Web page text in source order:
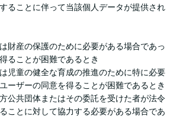
ることに伴って当該個人データが提供され
財産の保護のために必要がある場合であっ
ることが困難であるとき
児童の健全な育成の推進のために特に必要
ーザーの同意を得ることが困難であるとき
公共団体またはその委託を受けた者が法令
ことに対して協力する必要がある場合であ